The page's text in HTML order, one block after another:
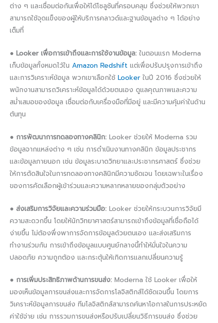
ต่าง ๆ และเชื่อมต่อกันเพื่อให้ได้โซลูชันที่ครอบคลุม ซึ่งช่วยให้พวกเขา
สามารถใช้จุดแข็งของผู้ให้บริการคลาวด์และฐานข้อมูลต่าง ๆ ได้อย่าง
เต็มที่
● Looker เพื่อการเข้าถึงและการใช้งานข้อมูล: ในตอนแรก Moderna
เก็บข้อมูลทั้งหมดไว้ใน Amazon Redshift แต่เพื่อปรับปรุงการเข้าถึง
และการวิเคราะห์ข้อมูล พวกเขาเลือกใช้ Looker ในปี 2016 ซึ่งช่วยให้
พนักงานสามารถวิเคราะห์ข้อมูลได้ด้วยตนเอง ดูแลคุณภาพและความ
สม่ำเสมอของข้อมูล เชื่อมต่อกับเครื่องมือที่มีอยู่ และมีความคุ้มค่าในด้าน
ต้นทุน
● การพัฒนาการทดลองทางคลินิก: Looker ช่วยให้ Moderna รวม
ข้อมูลจากแหล่งต่าง ๆ เช่น การดำเนินงานทางคลินิก ข้อมูลประชากร
และข้อมูลภายนอก เช่น ข้อมูลระบาดวิทยาและประชากรศาสตร์ ซึ่งช่วย
ให้การตัดสินใจในการทดลองทางคลินิกมีความชัดเจน โดยเฉพาะในเรื่อง
ของการคัดเลือกผู้เข้าร่วมและความหลากหลายของกลุ่มตัวอย่าง
● ส่งเสริมการวิจัยและความร่วมมือ: Looker ช่วยให้กระบวนการวิจัยมี
ความสะดวกขึ้น โดยให้นักวิทยาศาสตร์สามารถเข้าถึงข้อมูลที่เชื่อถือได้
ง่ายขึ้น ไม่ต้องพึ่งพาการจัดการข้อมูลด้วยตนเอง และส่งเสริมการ
ทำงานร่วมกัน การเข้าถึงข้อมูลแบบศูนย์กลางนี้ทำให้มั่นใจในความ
ปลอดภัย ความถูกต้อง และกระตุ้นให้เกิดการแลกเปลี่ยนความรู้
● การเพิ่มประสิทธิภาพด้านการขนส่ง: Moderna ใช้ Looker เพื่อให้
มองเห็นข้อมูลการขนส่งและการจัดการโลจิสติกส์ได้ชัดเจนขึ้น โดยการ
วิเคราะห์ข้อมูลการขนส่ง ทีมโลจิสติกส์สามารถค้นหาโอกาสในการประหยัด
ค่าใช้จ่าย เช่น การรวมการขนส่งหรือปรับเปลี่ยนวิธีการขนส่ง ซึ่งช่วย